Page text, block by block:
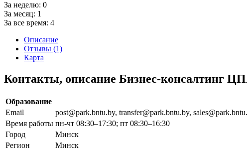
За неделю: 0
За месяц: 1
За все время: 4
Описание
Отзывы (1)
Карта
Контакты, описание Бизнес-консалтинг
Образование
Email
post@park.bntu.by, transfer@park.bntu.by,
Время работы пн-чт 08:30–17:30; пт 08:30–16:30
Город
Минск
Регион
Минск